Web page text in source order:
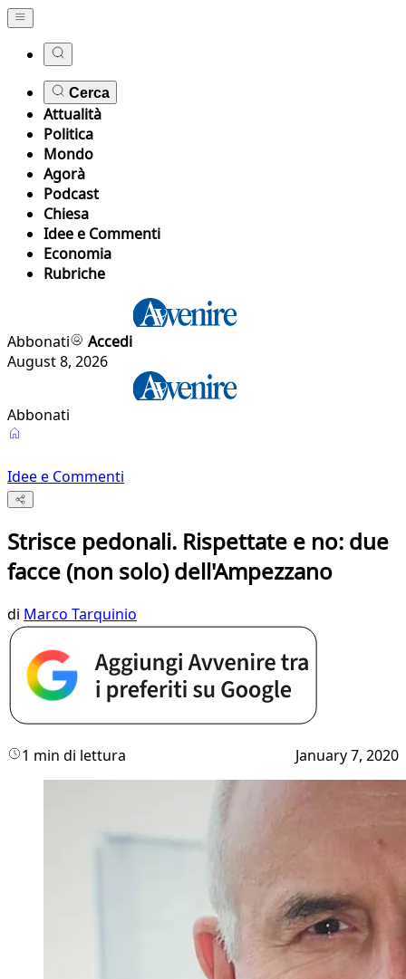
Cerca
Attualità
Politica
Mondo
Agorà
Podcast
Chiesa
Idee e Commenti
Economia
Rubriche
Abbonati
Accedi
August 8, 2026
Abbonati
Idee e Commenti
Strisce pedonali. Rispettate e no: due
facce (non solo) dell'Ampezzano
di Marco Tarquinio
1 min di lettura January 7, 2020